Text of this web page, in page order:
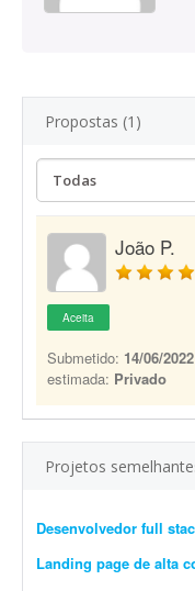
Propostas (1)
João P.
Aceita
Submetido: 14/06/
estimada: Privado
Projetos
Desenvolvedor full
Landing page de alta